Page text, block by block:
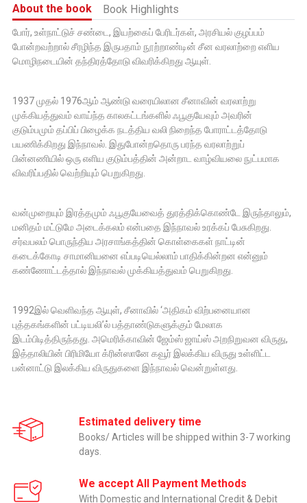
About the book Book Highlights
போர், உள்நாட்டுச் சண்டை, இயற்கைப் பேரிடர்கள், அரசியல் குழப்பம்
போன்றவற்றால் சீரழிந்த இருபதாம் நூற்றாண்டின் சீன வரலாற்றை எளிய
மொழிநடையின் தந்திரத்தோடு விவரிக்கிறது ஆயுள்.
1937 முதல் 1976ஆம் ஆண்டு வரையிலான சீனாவின் வரலாற்று
முக்கியத்துவம் வாய்ந்த காலகட்டங்களில் ஃபூகுயேவும் அவரின்
குடும்பமும் தப்பிப் பிழைக்க நடத்திய வலி நிறைந்த போராட்டத்தோடு
பயணிக்கிறது இந்நாவல். இதுபோன்றதொரு பரந்த வரலாற்றுப்
பின்னணியில் ஒரு எளிய குடும்பத்தின் அன்றாட வாழ்வியலை நுட்பமாக
விவரிப்பதில் வெற்றியும் பெறுகிறது.
வன்முறையும் இரத்தமும் ஃபூகுயேவைத் துரத்திக்கொண்டே இருந்தாலும்,
மனிதம் மட்டுமே அடைக்கலம் என்பதை இந்நாவல் உரக்கப் பேசுகிறது.
சர்வபலம் பொருந்திய அரசாங்கத்தின் கொள்கைகள் நாட்டின்
கடைக்கோடி சாமானியனை எப்படியெல்லாம் பாதிக்கின்றன என்னும்
கண்ணோட்டத்தால் இந்நாவல் முக்கியத்துவம் பெறுகிறது.
1992இல் வெளிவந்த ஆயுள், சீனாவில் ‘அதிகம் விற்பனையான
புத்தகங்களின் பட்டியலி’ல் பத்தாண்டுகளுக்கும் மேலாக
இடம்பிடித்திருந்தது. அமெரிக்காவின் ஜேம்ஸ் ஜாய்ஸ் அறநிறுவன விருது,
இத்தாலியின் பிரிமியோ க்ரின்ஸானே கவூர் இலக்கிய விருது உள்ளிட்ட
பன்னாட்டு இலக்கிய விருதுகளை இந்நாவல் வென்றுள்ளது.
Estimated delivery time
Books/ Articles will be shipped within 3-7 working
days.
We accept All Payment Methods
With Domestic and International Credit & Debit